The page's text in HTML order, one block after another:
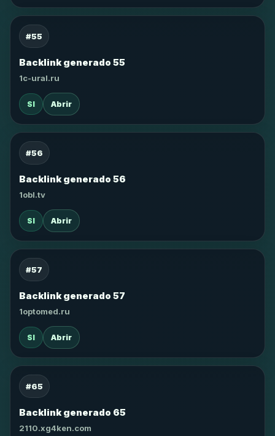
#55
Backlink generado 55
1c-ural.ru
SI Abrir
#56
Backlink generado 56
1obl.tv
SI Abrir
#57
Backlink generado 57
1optomed.ru
SI Abrir
#65
Backlink generado 65
2110.xg4ken.com